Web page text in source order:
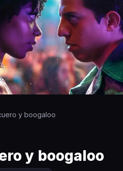
y boogaloo
y boogaloo